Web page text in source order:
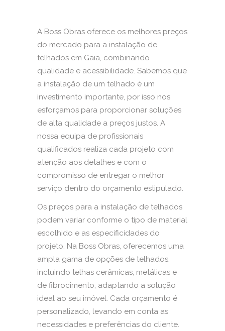
A Boss Obras oferece os melhores preços
do mercado para a instalação de
telhados em Gaia, combinando
qualidade e acessibilidade. Sabemos que
a instalação de um telhado é um
investimento importante, por isso nos
esforçamos para proporcionar soluções
de alta qualidade a preços justos. A
nossa equipa de profissionais
qualificados realiza cada projeto com
atenção aos detalhes e com o
compromisso de entregar o melhor
serviço dentro do orçamento estipulado.
Os preços para a instalação de telhados
podem variar conforme o tipo de material
escolhido e as especificidades do
projeto. Na Boss Obras, oferecemos uma
ampla gama de opções de telhados,
incluindo telhas cerâmicas, metálicas e
de fibrocimento, adaptando a solução
ideal ao seu imóvel. Cada orçamento é
personalizado, levando em conta as
necessidades e preferências do cliente.